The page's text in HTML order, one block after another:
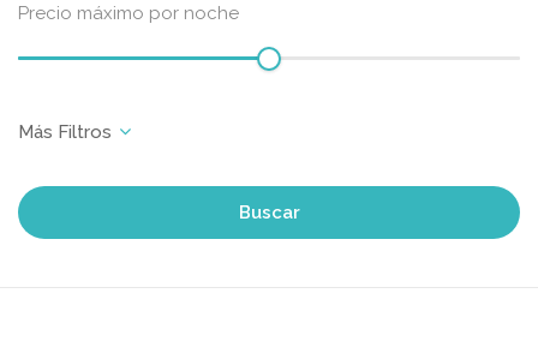
Precio máximo por noche
Buscar